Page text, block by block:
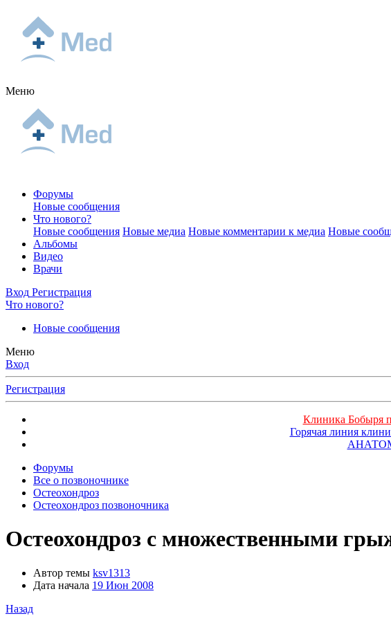
Меню
Форумы
Новые сообщения
Что нового?
Новые сообщения Новые медиа Новые комментарии к медиа Новые
Альбомы
Видео
Врачи
Вход Регистрация
Что нового?
Новые сообщения
Меню
Вход
Регистрация
Клиника Бобыря
Горячая линия
Форумы
Все о позвоночнике
Остеохондроз
Остеохондроз позвоночника
Остеохондроз с множественными
Автор темы ksv1313
Дата начала 19 Июн 2008
Назад